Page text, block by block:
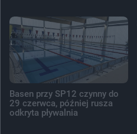
Basen przy SP12 czynny do
29 czerwca, później rusza
odkryta pływalnia